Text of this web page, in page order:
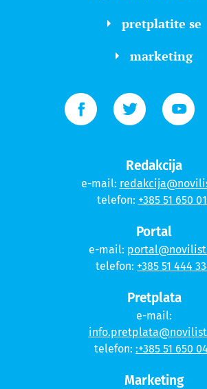
pretplatite se
marketing
Redakcija
e-mail:
telefon: +385 51 650
Portal
e-mail:
telefon: +385 51 444
Pretplata
e-mail:
telefon: :+385 51 650
Marketing